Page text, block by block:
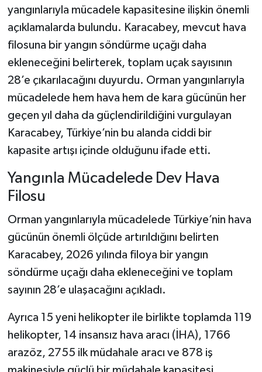
yangınlarıyla mücadele kapasitesine ilişkin önemli
açıklamalarda bulundu. Karacabey, mevcut hava
filosuna bir yangın söndürme uçağı daha
ekleneceğini belirterek, toplam uçak sayısının
28’e çıkarılacağını duyurdu. Orman yangınlarıyla
mücadelede hem hava hem de kara gücünün her
geçen yıl daha da güçlendirildiğini vurgulayan
Karacabey, Türkiye’nin bu alanda ciddi bir
kapasite artışı içinde olduğunu ifade etti.
Yangınla Mücadelede Dev Hava
Filosu
Orman yangınlarıyla mücadelede Türkiye’nin hava
gücünün önemli ölçüde artırıldığını belirten
Karacabey, 2026 yılında filoya bir yangın
söndürme uçağı daha ekleneceğini ve toplam
sayının 28’e ulaşacağını açıkladı.
Ayrıca 15 yeni helikopter ile birlikte toplamda 119
helikopter, 14 insansız hava aracı (İHA), 1766
arazöz, 2755 ilk müdahale aracı ve 878 iş
Merkez Haberleri
Şenpazar Haberleri
Seydiler Haberleri
Tosya Haberleri
Karadeniz Haberleri
Ulusal Haberler
Teknoloji Haberleri
Siyaset Haberleri
Yerel Haberler
Haber Arşivi